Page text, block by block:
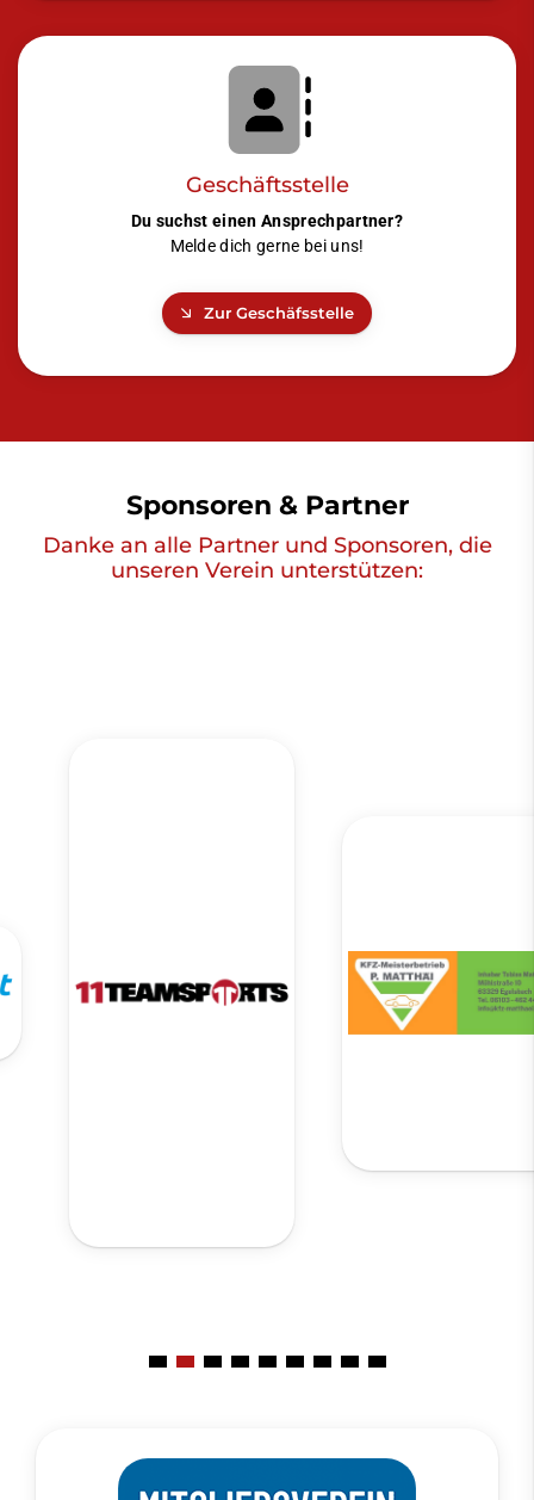
Geschäftsstelle
Du suchst einen Ansprechpartner?
Melde dich gerne bei uns!
Zur Geschäfsstelle
Sponsoren & Partner
Danke an alle Partner und Sponsoren, die
unseren Verein unterstützen: